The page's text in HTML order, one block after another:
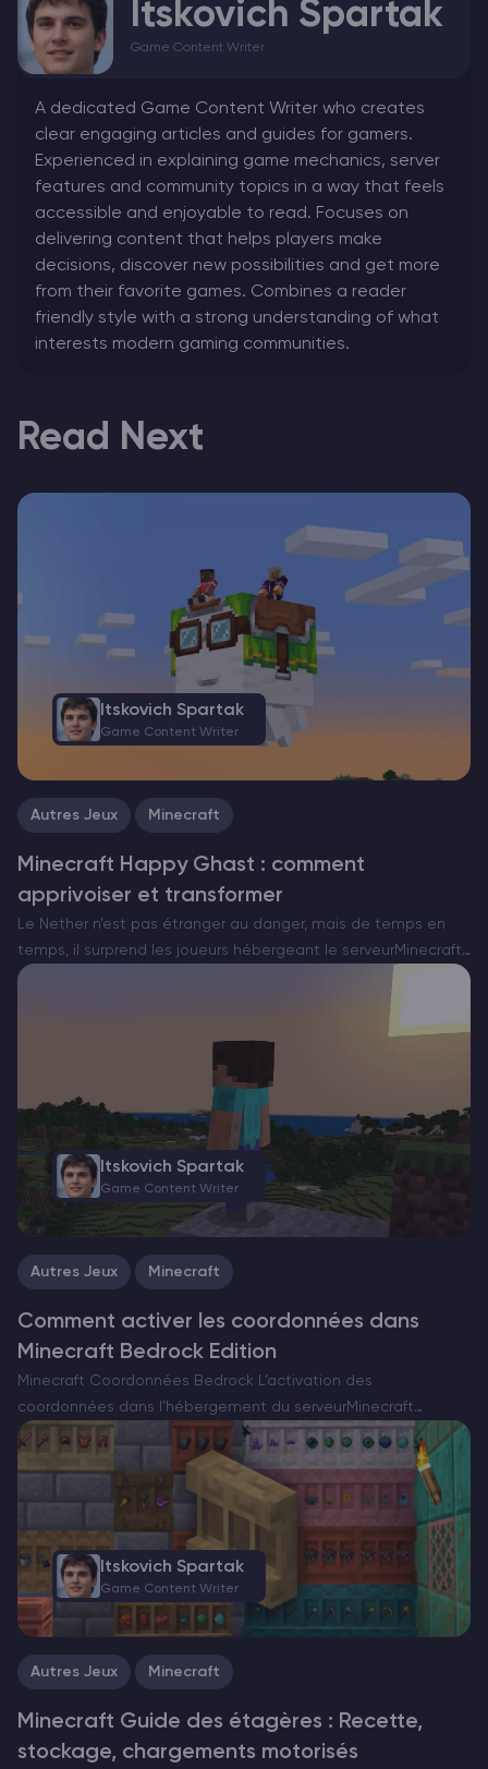
Itskovich Spartak
Game Content Writer
A dedicated Game Content Writer who creates
clear engaging articles and guides for gamers.
Experienced in explaining game mechanics, server
features and community topics in a way that feels
accessible and enjoyable to read. Focuses on
delivering content that helps players make
decisions, discover new possibilities and get more
from their favorite games. Combines a reader
friendly style with a strong understanding of what
interests modern gaming communities.
Read Next
Autres Jeux Minecraft
Minecraft Happy Ghast : comment
apprivoiser et transformer
Le Nether n’est pas étranger au danger, mais de temps en
temps, il surprend les joueurs hébergeant le serveurMinecraft
avec quelque chose d’inhabituellement réconfortant. Entrez
Itskovich Spartak
Game Content Writer
Autres Jeux Minecraft
Comment activer les coordonnées dans
Minecraft Bedrock Edition
Minecraft Coordonnées Bedrock L’activation des
coordonnées dans l’hébergement du serveurMinecraft
Bedrock améliore considérablement l’expérience de jeu en
fournissant une navigation précise et une aide à la
construction. Les coordonnées indiquent la position exacte
Itskovich Spartak
Game Content Writer
Autres Jeux Minecraft
Minecraft Guide des étagères : Recette,
stockage, chargements motorisés
Itskovich Spartak
Game Content Writer